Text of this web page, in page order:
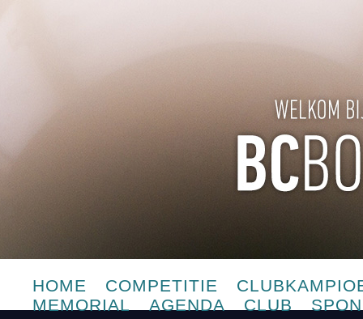
HOME COMPETITIE
MEMORIAL
AGENDA CLUB